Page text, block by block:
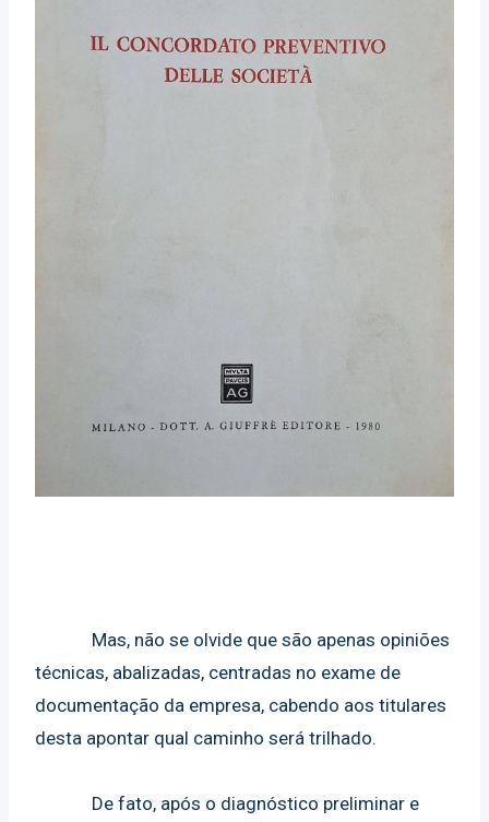
Mas, não se olvide que são apenas opiniões
técnicas, abalizadas, centradas no exame de
documentação da empresa, cabendo aos titulares
desta apontar qual caminho será trilhado.
De fato, após o diagnóstico preliminar e